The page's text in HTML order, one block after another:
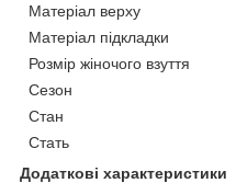
Матеріал верху
Матеріал підкладки
Розмір жіночого взуття
Сезон
Стан
Стать
Додаткові характеристики